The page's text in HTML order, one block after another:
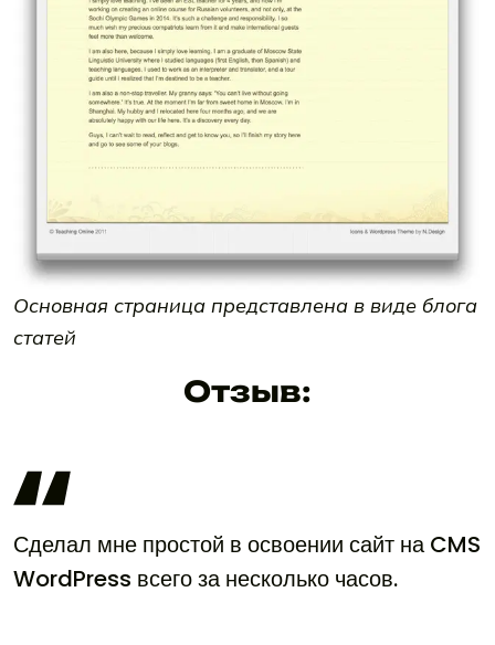
Основная страница представлена в виде блога
статей
Отзыв:
Сделал мне простой в освоении сайт на CMS
WordPress всего за несколько часов.